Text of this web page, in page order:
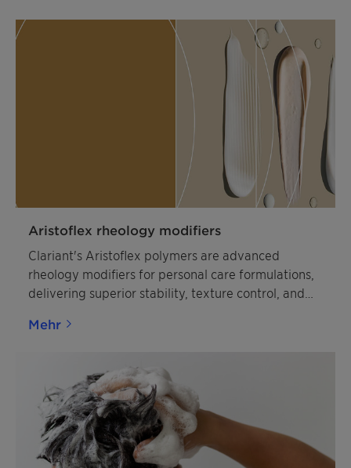
Aristoflex rheology modifiers
Clariant's Aristoflex polymers are advanced
rheology modifiers for personal care formulations,
delivering superior stability, texture control, and
Mehr